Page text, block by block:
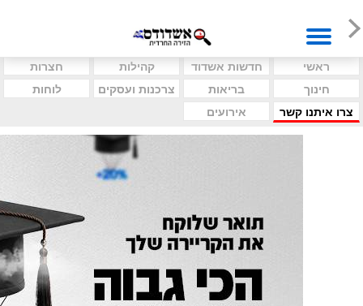
ראשי חדשות אשדוד קהילות
חצרות
חינוך
בריאות צרכנות ועסקים
לוחות
צרו איתנו קשר
אירועים